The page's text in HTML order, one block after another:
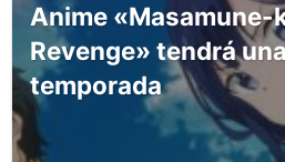
Anime «Masamune-
Revenge» tendrá
temporada